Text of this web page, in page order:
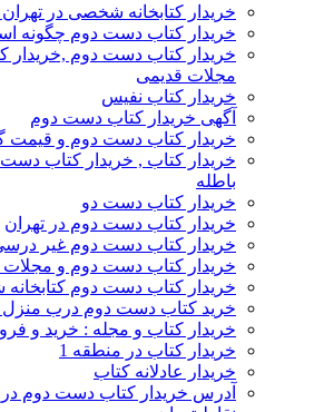
خریدار کتابخانه شخصی در
خریدار کتاب دست دوم چگونه
خریدار کتاب دست دوم ,خریدار
مجلات قدیمی
خریدار کتاب نفیس
آگهی خریدار کتاب دست دوم
خریدار کتاب دست دوم و قیمت
خریدار کتاب , خریدار کتاب
باطله
خریدار کتاب دست دو
خریدار کتاب دست دوم در تهران
خریدار کتاب دست دوم غیر
خریدار کتاب دست دوم و مجلات
خریدار کتاب دست دوم
خرید کتاب دست دوم درب منزل
خریدار کتاب و مجله : خرید و
خریدار کتاب در منطقه 1
خریدار عادلانه کتاب
آدرس خریدار کتاب دست دوم در